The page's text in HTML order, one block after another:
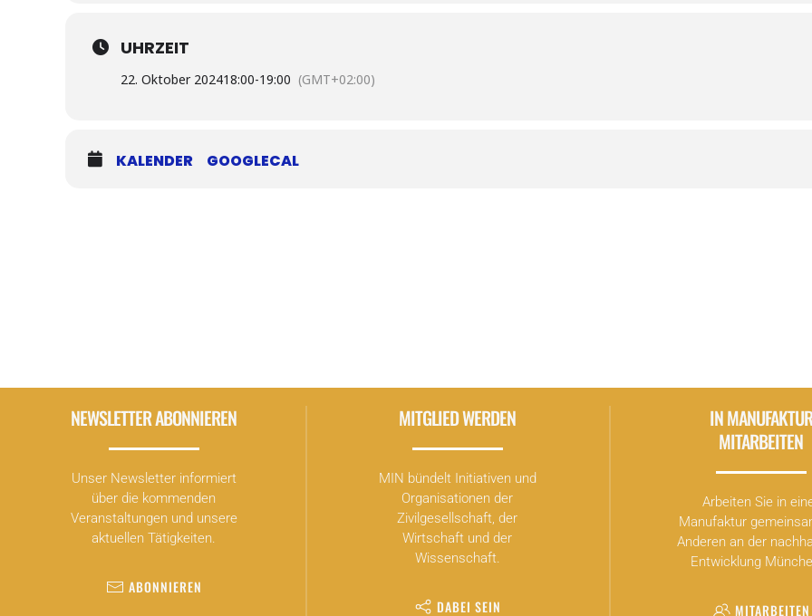
UHRZEIT
22. Oktober 202418:00-19:00 (GMT+02:00)
KALENDER GOOGLECAL
NEWSLETTER ABONNIEREN
Unser Newsletter informiert
über die kommenden
Veranstaltungen und unsere
aktuellen Tätigkeiten.
ABONNIEREN
MITGLIED WERDEN
MIN bündelt Initiativen und
Organisationen der
Zivilgesellschaft, der
Wirtschaft und der
Wissenschaft.
DABEI SEIN
IN MANUFAKTUR
MITARBEITEN
Arbeiten Sie in
Manufaktur
Anderen an der
Entwicklung
MITARBEITEN